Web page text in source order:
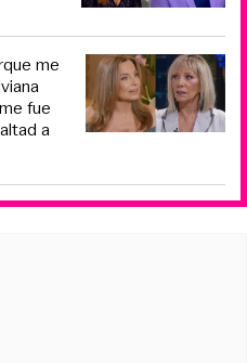
me
fue
a